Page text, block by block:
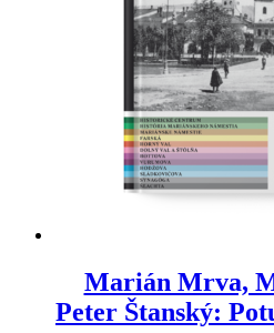
Marián Mrva,
Peter Štanský: